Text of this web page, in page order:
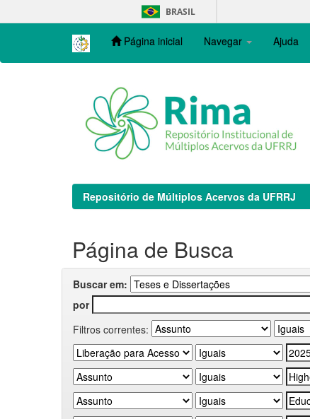
navigation
BRASIL
Página inicial Navegar Ajuda
Repositório de Múltiplos Acervos da UFRRJ
Página de Busca
Buscar em:
por
Filtros correntes: